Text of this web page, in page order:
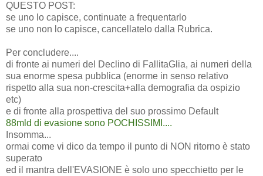
QUESTO POST:
se uno lo capisce, continuate a frequentarlo
se uno non lo capisce, cancellatelo dalla Rubrica.
Per concludere....
di fronte ai numeri del Declino di FallitaGlia, ai numeri della
sua enorme spesa pubblica (enorme in senso relativo
rispetto alla sua non-crescita+alla demografia da ospizio
etc)
e di fronte alla prospettiva del suo prossimo Default
88mld di evasione sono POCHISSIMI....
Insomma...
ormai come vi dico da tempo il punto di NON ritorno è stato
superato
ed il mantra dell'EVASIONE è solo uno specchietto per le